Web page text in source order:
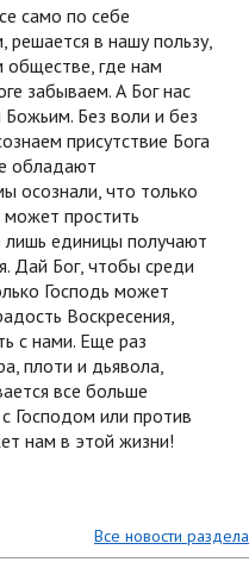
само по себе
решается в нашу пользу,
где нам
забываем. А Бог нас
Без воли и без
присутствие Бога
обладают
осознали, что только
простить
лишь единицы получают
Дай Бог, чтобы среди
Господь может
Воскресения,
с нами. Еще раз
плоти и дьявола,
все больше
Господом или против
нам в этой жизни!
Все новости раздела